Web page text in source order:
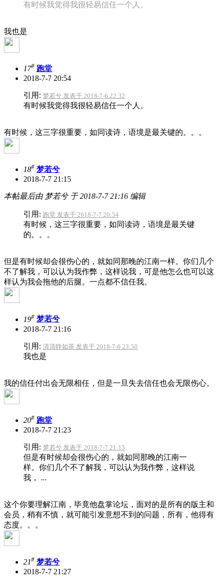
有时候我觉得我很轻易信任一个人。
我也是
17# 跑堂
2018-7-7 20:54
引用: 梦若兮 发表于 2018-7-6 22:32
有时候我觉得我很轻易信任一个人。
有时候，这三字很重要，如同读诗，语境是最关键的。。。
18# 梦若兮
2018-7-7 21:15
本帖最后由 梦若兮 于 2018-7-7 21:16 编辑
引用: 跑堂 发表于 2018-7-7 20:54
有时候，这三字很重要，如同读诗，语境是最关键
的。。。
但是有时候却会很伤心的，就如同那晚的江南一样。 你们几个
不了解我，可以认为我作弊，这样说我，可是他怎么也可以这
样认为我会拖他的后腿。一点都不信任我。
19# 梦若兮
2018-7-7 21:16
引用: 清清静如茶 发表于 2018-7-6 23:50
我也是
我的信任付出会无限相任，但是一旦失去信任也会无限伤心。
20# 跑堂
2018-7-7 21:23
引用: 梦若兮 发表于 2018-7-7 21:15
但是有时候却会很伤心的，就如同那晚的江南一
样。你们几个不了解我，可以认为我作弊，这样说
我， ...
这个你要理解江南，毕竟他盘掌论坛，面对的是所有的版主和
会员，稍有不慎，就可能引发意想不到的问题，所有，他得有
态度。。。
21# 梦若兮
2018-7-7 21:27